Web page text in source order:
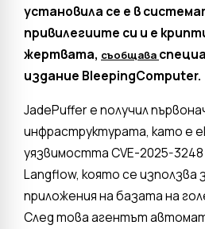
установила се е в
привилегиите си и е
жертвата, съобщава
издание BleepingComputer.
JadePuffer е получил
инфраструктурата, като е
уязвимостта CVE-2025-
Langflow, която се използва
приложения на базата на
След това агентът